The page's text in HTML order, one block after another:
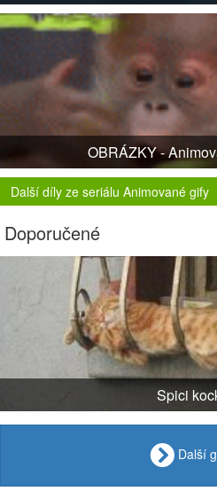
OBRÁZKY -
Další díly ze seriálu Animované gify
Doporučené
Spici
Další